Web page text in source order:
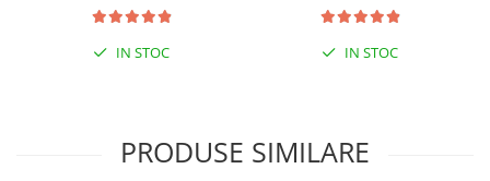
IN STOC IN STOC
PRODUSE SIMILARE